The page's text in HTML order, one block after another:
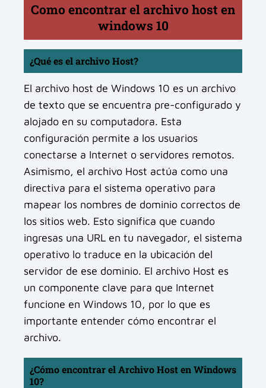
Como encontrar el archivo host en
windows 10
¿Qué es el archivo Host?
El archivo host de Windows 10 es un archivo
de texto que se encuentra pre-configurado y
alojado en su computadora. Esta
configuración permite a los usuarios
conectarse a Internet o servidores remotos.
Asimismo, el archivo Host actúa como una
directiva para el sistema operativo para
mapear los nombres de dominio correctos de
los sitios web. Esto significa que cuando
ingresas una URL en tu navegador, el sistema
operativo lo traduce en la ubicación del
servidor de ese dominio. El archivo Host es
un componente clave para que Internet
funcione en Windows 10, por lo que es
importante entender cómo encontrar el
archivo.
¿Cómo encontrar el Archivo Host en Windows
10?